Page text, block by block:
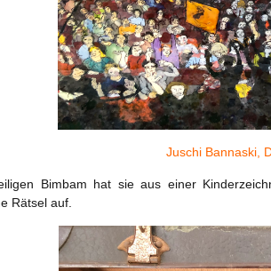
Juschi Bannaski,
Bimbam hat sie aus einer
Rätsel auf.